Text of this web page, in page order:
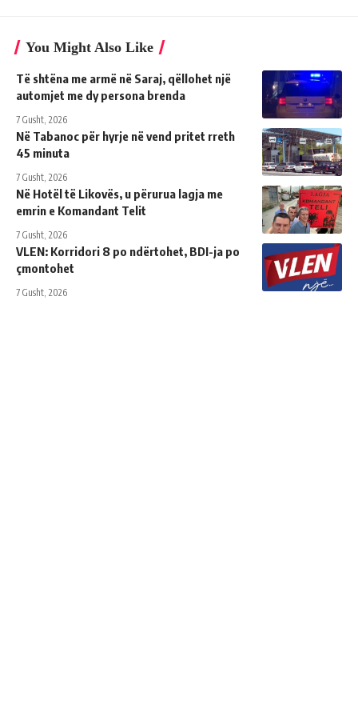
You Might Also Like
Të shtëna me armë në Saraj, qëllohet një
automjet me dy persona brenda
7 Gusht, 2026
Në Tabanoc për hyrje në vend pritet rreth
45 minuta
7 Gusht, 2026
Në Hotël të Likovës, u përurua lagja me
emrin e Komandant Telit
7 Gusht, 2026
VLEN: Korridori 8 po ndërtohet, BDI-ja po
çmontohet
7 Gusht, 2026